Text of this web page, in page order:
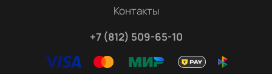
Контакты
+7 (812) 509-65-10